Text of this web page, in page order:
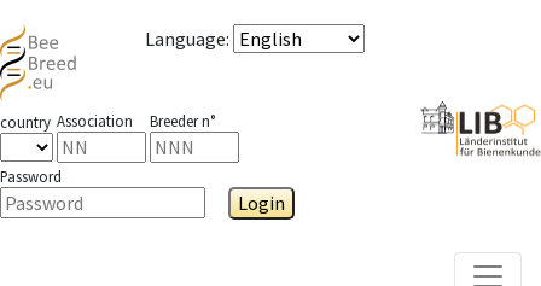
Language:
country Association Breeder n°
Password
Login